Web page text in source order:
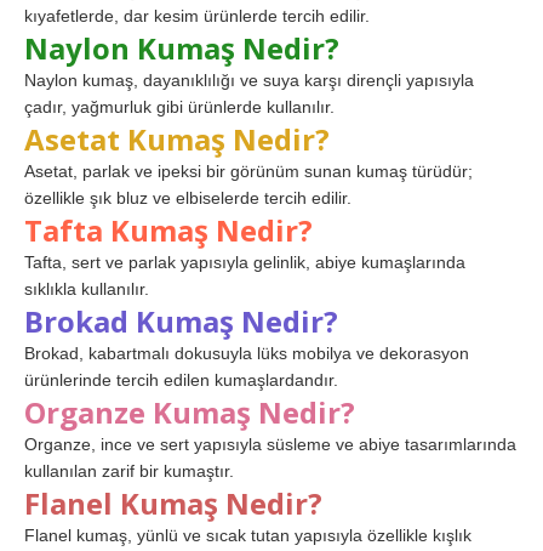
kıyafetlerde, dar kesim ürünlerde tercih edilir.
Naylon Kumaş Nedir?
Naylon kumaş, dayanıklılığı ve suya karşı dirençli yapısıyla
çadır, yağmurluk gibi ürünlerde kullanılır.
Asetat Kumaş Nedir?
Asetat, parlak ve ipeksi bir görünüm sunan kumaş türüdür;
özellikle şık bluz ve elbiselerde tercih edilir.
Tafta Kumaş Nedir?
Tafta, sert ve parlak yapısıyla gelinlik, abiye kumaşlarında
sıklıkla kullanılır.
Brokad Kumaş Nedir?
Brokad, kabartmalı dokusuyla lüks mobilya ve dekorasyon
ürünlerinde tercih edilen kumaşlardandır.
Organze Kumaş Nedir?
Organze, ince ve sert yapısıyla süsleme ve abiye tasarımlarında
kullanılan zarif bir kumaştır.
Flanel Kumaş Nedir?
Flanel kumaş, yünlü ve sıcak tutan yapısıyla özellikle kışlık